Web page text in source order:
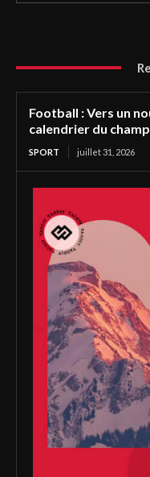
Football : Vers un
calendrier du
SPORT juillet 31, 2026